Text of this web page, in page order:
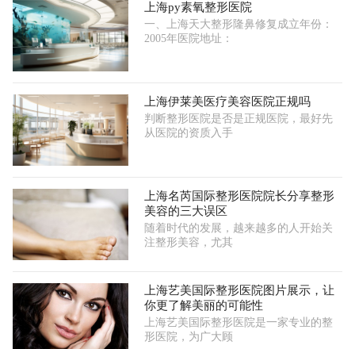
上海py素氧整形医院
一、上海天大整形隆鼻修复成立年份：
2005年医院地址：
上海伊莱美医疗美容医院正规吗
判断整形医院是否是正规医院，最好先
从医院的资质入手
上海名芮国际整形医院院长分享整形
美容的三大误区
随着时代的发展，越来越多的人开始关
注整形美容，尤其
上海艺美国际整形医院图片展示，让
你更了解美丽的可能性
上海艺美国际整形医院是一家专业的整
形医院，为广大顾